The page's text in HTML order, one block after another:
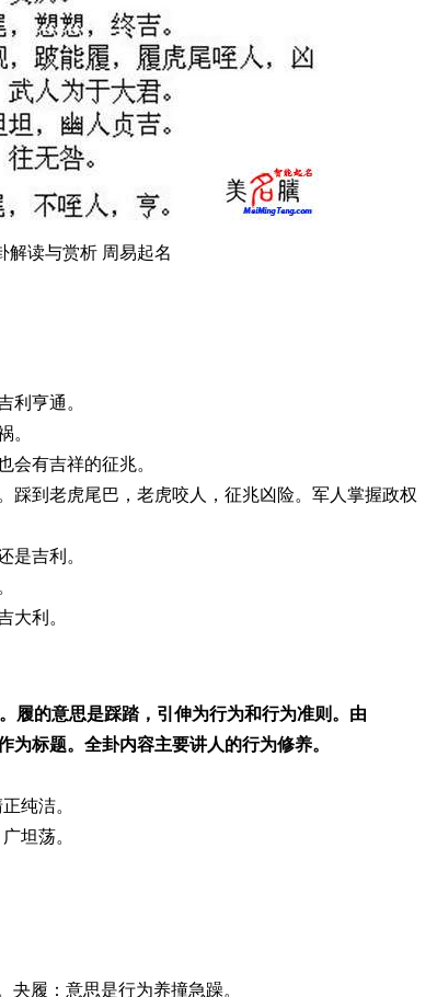
解读与赏析 周易起名
利亨通。
。
会有吉祥的征兆。
踩到老虎尾巴，老虎咬人，征兆凶险。军人掌握政权
是吉利。
大利。
履的意思是踩踏，引伸为行为和行为准则。由
为标题。全卦内容主要讲人的行为修养。
纯洁。
坦荡。
夬履：意思是行为养撞急躁。